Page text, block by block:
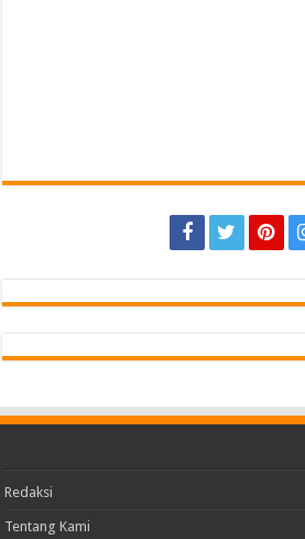
Redaksi
Tentang Kami